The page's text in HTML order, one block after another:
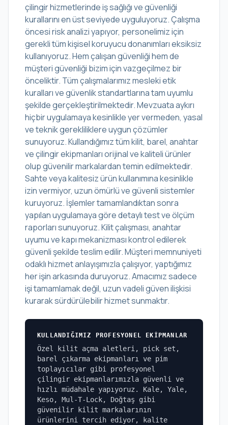
çilingir hizmetlerinde iş sağlığı ve güvenliği
kurallarını en üst seviyede uyguluyoruz. Çalışma
öncesi risk analizi yapıyor, personelimiz için
gerekli tüm kişisel koruyucu donanımları eksiksiz
kullanıyoruz. Hem çalışan güvenliği hem de
müşteri güvenliği bizim için vazgeçilmez bir
önceliktir. Tüm çalışmalarımız mesleki etik
kuralları ve güvenlik standartlarına tam uyumlu
şekilde gerçekleştirilmektedir. Mevzuata aykırı
hiçbir uygulamaya kesinlikle yer vermeden, yasal
ve teknik gerekliliklere uygun çözümler
sunuyoruz. Kullandığımız tüm kilit, barel, anahtar
ve çilingir ekipmanları orijinal ve kaliteli ürünler
olup güvenilir markalardan temin edilmektedir.
Sahte veya kalitesiz ürün kullanımına kesinlikle
izin vermiyor, uzun ömürlü ve güvenli sistemler
kuruyoruz. İşlemler tamamlandıktan sonra
yapılan uygulamaya göre detaylı test ve ölçüm
raporları sunuyoruz. Kilit çalışması, anahtar
uyumu ve kapı mekanizması kontrol edilerek
güvenli şekilde teslim edilir. Müşteri memnuniyeti
odaklı hizmet anlayışımızla çalışıyor, yaptığımız
her işin arkasında duruyoruz. Amacımız sadece
işi tamamlamak değil, uzun vadeli güven ilişkisi
kurarak sürdürülebilir hizmet sunmaktır.
KULLANDIĞIMIZ PROFESYONEL EKIPMANLAR
Özel kilit açma aletleri, pick set,
barel çıkarma ekipmanları ve pim
toplayıcılar gibi profesyonel
çilingir ekipmanlarımızla güvenli ve
hızlı müdahale yapıyoruz. Kale, Yale,
Keso, Mul-T-Lock, Doğtaş gibi
güvenilir kilit markalarının
ürünlerini tercih ediyor, kalite